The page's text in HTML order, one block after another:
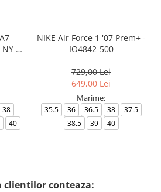
-
38
40
NIKE Air Force 1 '07 Prem+ -
IO4842-500
729,00 Lei
649,00 Lei
Marime:
35.5 36 36.5 38
37.5
38.5
39 40
clientilor conteaza: